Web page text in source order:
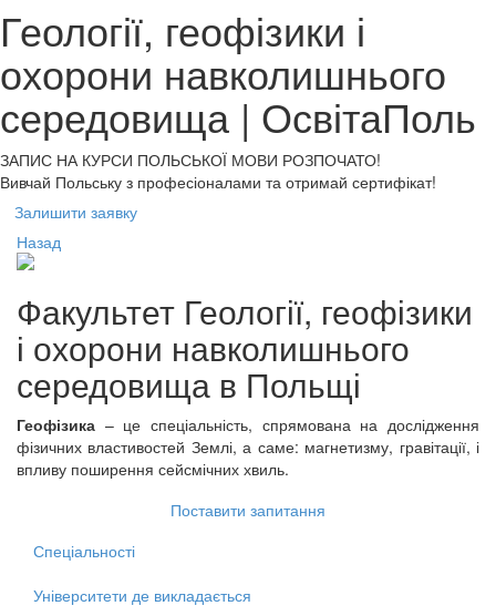
Геології, геофізики і
охорони навколишнього
середовища | ОсвітаПоль
ЗАПИС НА КУРСИ ПОЛЬСЬКОЇ МОВИ РОЗПОЧАТО!
Вивчай Польську з професіоналами та отримай сертифікат!
Залишити заявку
Назад
Факультет Геології, геофізики
і охорони навколишнього
середовища в Польщі
Геофізика – це спеціальність, спрямована на дослідження
фізичних властивостей Землі, а саме: магнетизму, гравітації, і
впливу поширення сейсмічних хвиль.
Поставити запитання
Спеціальності
Університети де викладається